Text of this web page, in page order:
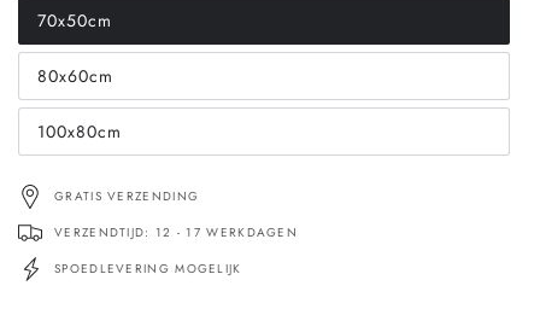
70x50cm
Translation
missing:
nl.products.product.variant_sold_out_or_unavailable
80x60cm
Translation
missing:
nl.products.product.variant_sold_out_or_unavailable
100x80cm
Translation
missing:
GRATIS VERZENDING
VERZENDTIJD: 12 - 17 WERKDAGEN
SPOEDLEVERING MOGELIJK